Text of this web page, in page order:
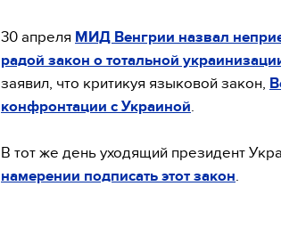
30 апреля МИД Венгрии назвал
радой закон о тотальной
заявил, что критикуя языковой закон,
конфронтации с Украиной
В тот же день уходящий президент
намерении подписать этот закон